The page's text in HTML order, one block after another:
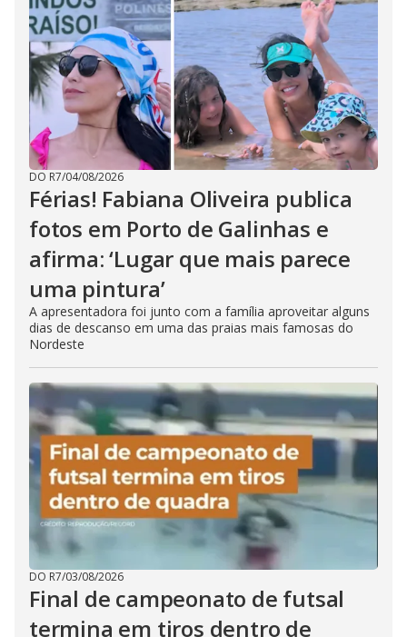
DO R7/04/08/2026
Férias! Fabiana Oliveira publica
fotos em Porto de Galinhas e
afirma: ‘Lugar que mais parece
uma pintura’
A apresentadora foi junto com a família aproveitar alguns
dias de descanso em uma das praias mais famosas do
Nordeste
DO R7/03/08/2026
Final de campeonato de futsal
termina em tiros dentro de